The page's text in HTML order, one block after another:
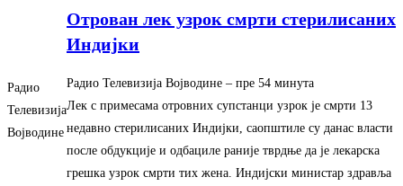
Радио
Телевизија
Војводине
Отрован лек узрок смрти стерилисаних
Индијки
Радио Телевизија Војводине – ‎пре 54 минута‎
Лек с примесама отровних супстанци узрок је смрти 13
недавно стерилисаних Индијки, саопштиле су данас власти
после обдукције и одбациле раније тврдње да је лекарска
грешка узрок смрти тих жена. Индијски министар здравља